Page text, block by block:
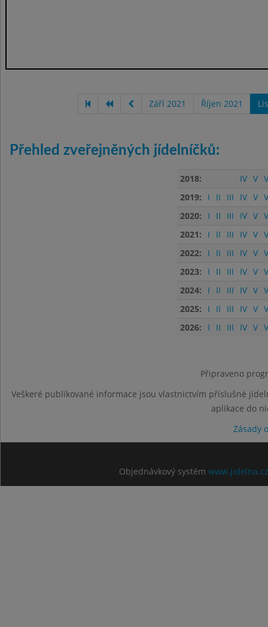
Září 2021 Říjen 2021
Přehled zveřejněných jídelníčků:
2018: IV V
2019:
I II III IV V
2020:
I II III IV V
2021:
I II III IV V
2022:
I II III IV V
2023:
I II III IV V
2024:
I II III IV V
2025:
I II III IV V
2026:
I II III IV V
Připraveno
Veškeré publikované informace jsou vlastnictvím příslušné
aplikace do
Zásady
Objednávkový systém www.jidelna.cz